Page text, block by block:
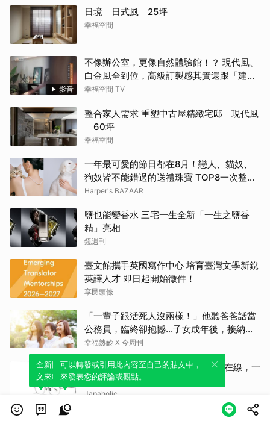
日境｜日式風｜25坪
幸福空間
影音
不像辦公室，更像自然體驗館！？ 現代風、
白金風全到位，高級訂製感其實還跟「建築
腦」有關？！
幸福空間 TV
整合家人需求 重塑中古屋精緻宅邸｜現代風
｜60坪
幸福空間
一年最可愛的節日都在8月！戀人、貓奴、
狗奴皆不能錯過的送禮珠寶 TOP8一次整理
給你！ | BAZAAR
Harper's BAZAAR
鹽也能變香水 三宅一生全新「一生之鹽香
精」亮相
鏡週刊
臺文館攜手英國寫作中心 培育臺灣文學新銳
英譯人才 即日起開始徵件！
享民頭條
「一輩子跟活死人沒兩樣！」他聽爸爸話當
公務員，臨終卻抱憾…子女成年後，接納與
欣賞就夠了
幸福熟齡 X 今周刊
JINS 俐落摩登系列潮流、舒適同時在線，一
副搞定秋冬時尚！
Japaholic
夏日旅遊！Bifesta碧菲絲特「出油季」抗痘
全新體驗！一鍵引用此內容，透過發布貼
文來輕鬆表達個人立場。
可以轉發或引用此內容至自己的貼文中，
來發表您的評論或觀點。